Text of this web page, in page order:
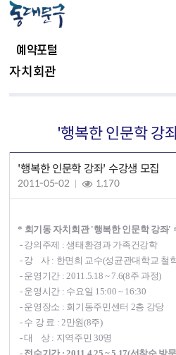
예약포털
자치회관
'행복한 인문학 강
'행복한 인문학 강좌' 수강생 모집
2011-05-02 1,170
* 회기동 자치회관 '행복한 인문학 강좌'
- 강의주제 : 생태환경과 가족건강학
- 강 사 : 한면희 교수(성균관대학교 철
- 운영기간 : 2011.5.18 ~ 7.6(8주 과정)
- 운영시간 : 수요일 15:00 ~ 16:30
- 운영장소 : 회기동주민센터 2층 강당
- 수 강 료 : 2만원(8주)
- 대 상 : 지역주민 30명